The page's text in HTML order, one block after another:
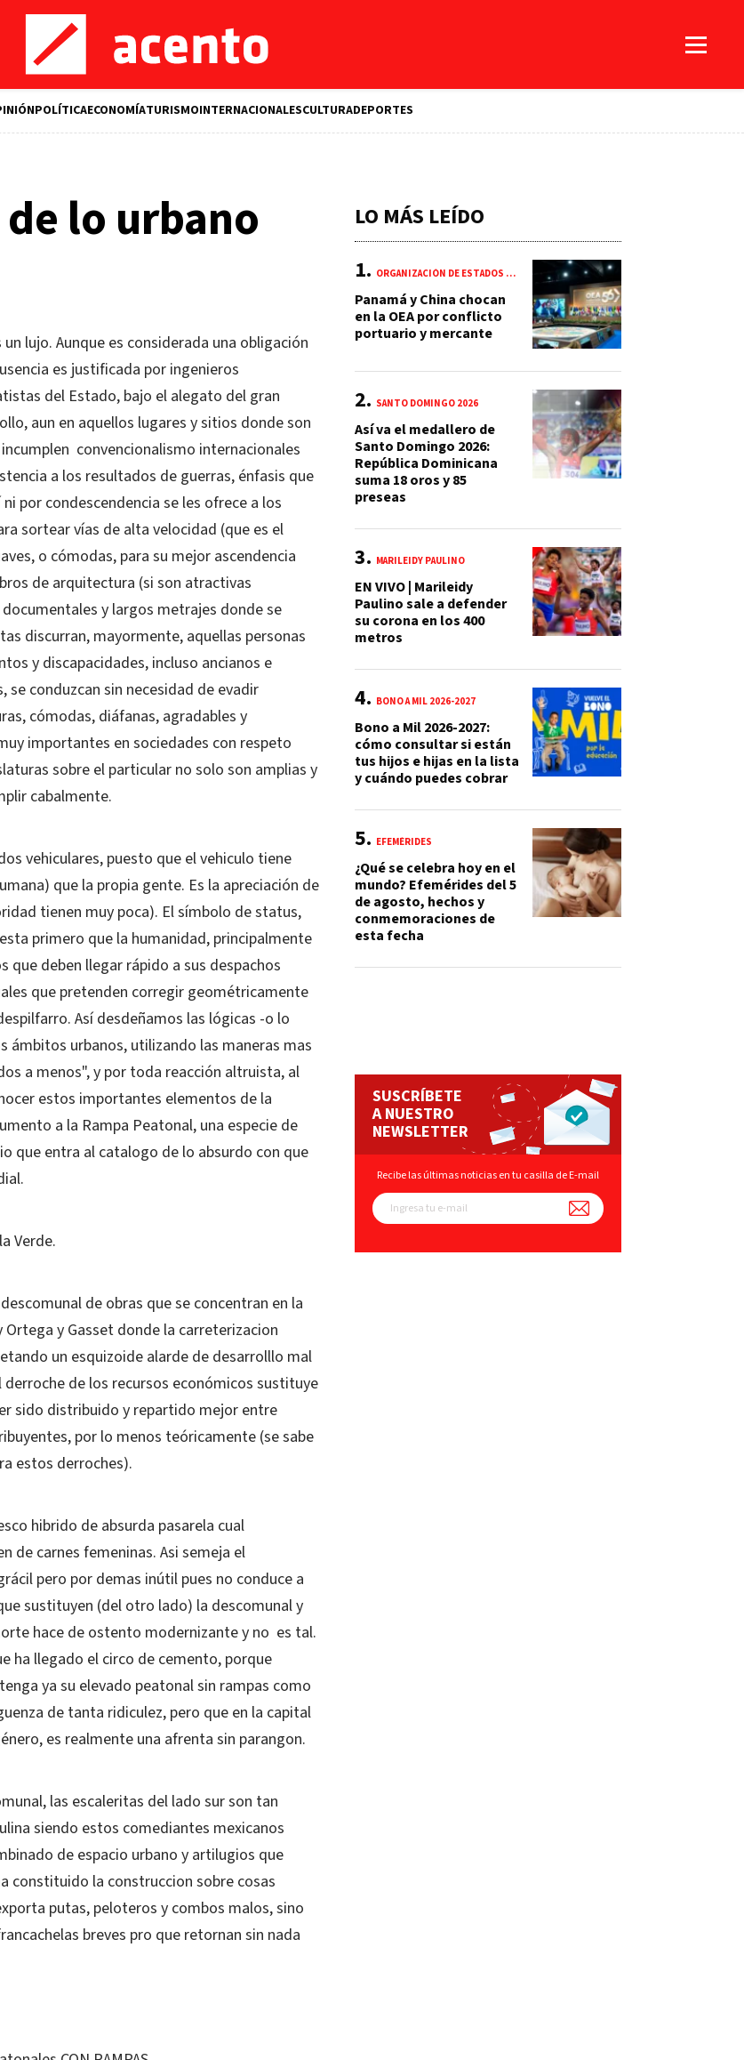
POLÍTICAECONOMÍATURISMOINTERNACIONALESCULTURADEPORTES
lo urbano
lujo. Aunque es considerada una obligación
es justificada por ingenieros
del Estado, bajo el alegato del gran
aun en aquellos lugares y sitios donde son
convencionalismo internacionales
a los resultados de guerras, énfasis que
por condescendencia se les ofrece a los
sortear vías de alta velocidad (que es el
o cómodas, para su mejor ascendencia
de arquitectura (si son atractivas
y largos metrajes donde se
discurran, mayormente, aquellas personas
y discapacidades, incluso ancianos e
conduzcan sin necesidad de evadir
cómodas, diáfanas, agradables y
importantes en sociedades con respeto
sobre el particular no solo son amplias y
cabalmente.
vehiculares, puesto que el vehiculo tiene
que la propia gente. Es la apreciación de
tienen muy poca). El símbolo de status,
primero que la humanidad, principalmente
que deben llegar rápido a sus despachos
que pretenden corregir geométricamente
Así desdeñamos las lógicas -o lo
ámbitos urbanos, utilizando las maneras mas
a menos", y por toda reacción altruista, al
estos importantes elementos de la
a la Rampa Peatonal, una especie de
que entra al catalogo de lo absurdo con que
Verde.
de obras que se concentran en la
y Gasset donde la carreterizacion
un esquizoide alarde de desarrolllo mal
de los recursos económicos sustituye
sido distribuido y repartido mejor entre
por lo menos teóricamente (se sabe
estos derroches).
hibrido de absurda pasarela cual
de carnes femeninas. Asi semeja el
pero por demas inútil pues no conduce a
sustituyen (del otro lado) la descomunal y
hace de ostento modernizante y no es tal.
ha llegado el circo de cemento, porque
ya su elevado peatonal sin rampas como
de tanta ridiculez, pero que en la capital
es realmente una afrenta sin parangon.
las escaleritas del lado sur son tan
siendo estos comediantes mexicanos
de espacio urbano y artilugios que
constituido la construccion sobre cosas
putas, peloteros y combos malos, sino
breves pro que retornan sin nada
LO MÁS LEÍDO
ORGANIZACIÓN DE ESTADOS AMERICANOS (OEA)
Panamá y China chocan
en la OEA por conflicto
portuario y mercante
SANTO DOMINGO 2026
Así va el medallero de
Santo Domingo 2026:
República Dominicana
suma 18 oros y 85
preseas
MARILEIDY PAULINO
EN VIVO | Marileidy
Paulino sale a defender
su corona en los 400
metros
BONO A MIL 2026-2027
Bono a Mil 2026-2027:
cómo consultar si están
tus hijos e hijas en la lista
y cuándo puedes cobrar
EFEMÉRIDES
¿Qué se celebra hoy en el
mundo? Efemérides del 5
de agosto, hechos y
conmemoraciones de
esta fecha
SUSCRÍBETE
A NUESTRO
NEWSLETTER
Recibe las últimas noticias en tu casilla de E-mail